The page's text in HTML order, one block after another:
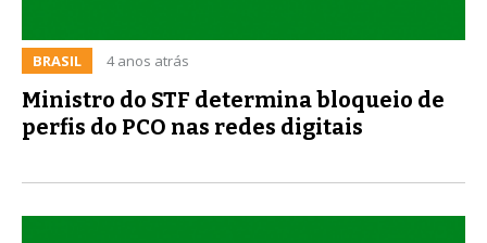
BRASIL 4 anos atrás
Ministro do STF determina bloqueio de
perfis do PCO nas redes digitais